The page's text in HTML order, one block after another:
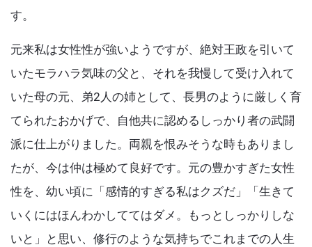
す。
元来私は女性性が強いようですが、絶対王政を引いて
いたモラハラ気味の父と、それを我慢して受け入れて
いた母の元、弟2人の姉として、長男のように厳しく育
てられたおかげで、自他共に認めるしっかり者の武闘
派に仕上がりました。両親を恨みそうな時もありまし
たが、今は仲は極めて良好です。元の豊かすぎた女性
性を、幼い頃に「感情的すぎる私はクズだ」「生きて
いくにはほんわかしててはダメ。もっとしっかりしな
いと」と思い、修行のような気持ちでこれまでの人生